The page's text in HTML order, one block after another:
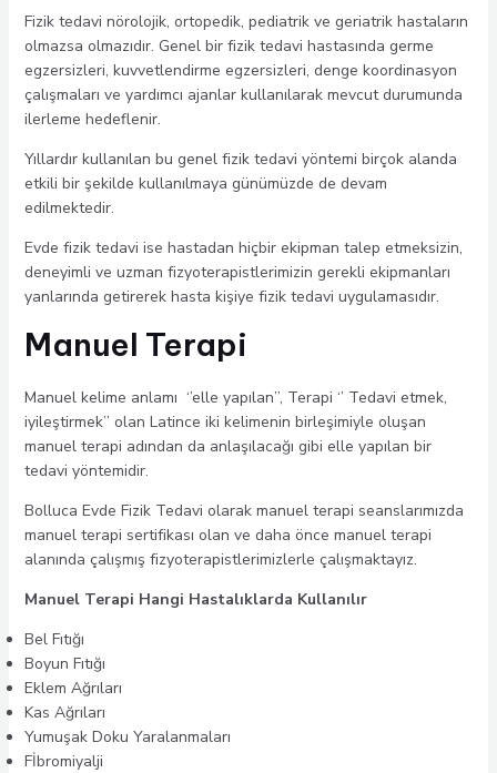
Fizik tedavi nörolojik, ortopedik, pediatrik ve geriatrik hastaların
olmazsa olmazıdır. Genel bir fizik tedavi hastasında germe
egzersizleri, kuvvetlendirme egzersizleri, denge koordinasyon
çalışmaları ve yardımcı ajanlar kullanılarak mevcut durumunda
ilerleme hedeflenir.
Yıllardır kullanılan bu genel fizik tedavi yöntemi birçok alanda
etkili bir şekilde kullanılmaya günümüzde de devam
edilmektedir.
Evde fizik tedavi ise hastadan hiçbir ekipman talep etmeksizin,
deneyimli ve uzman fizyoterapistlerimizin gerekli ekipmanları
yanlarında getirerek hasta kişiye fizik tedavi uygulamasıdır.
Manuel Terapi
Manuel kelime anlamı ‘’elle yapılan’’, Terapi ‘’ Tedavi etmek,
iyileştirmek’’ olan Latince iki kelimenin birleşimiyle oluşan
manuel terapi adından da anlaşılacağı gibi elle yapılan bir
tedavi yöntemidir.
Bolluca Evde Fizik Tedavi olarak manuel terapi seanslarımızda
manuel terapi sertifikası olan ve daha önce manuel terapi
alanında çalışmış fizyoterapistlerimizlerle çalışmaktayız.
Manuel Terapi Hangi Hastalıklarda Kullanılır
Bel Fıtığı
Boyun Fıtığı
Eklem Ağrıları
Kas Ağrıları
Yumuşak Doku Yaralanmaları
Fİbromiyalji